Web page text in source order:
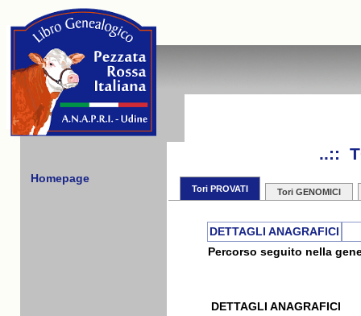
Homepage
..::
Tori PROVATI Tori GENOMICI
DETTAGLI ANAGRAFICI
Percorso seguito nella
DETTAGLI ANAGRAFICI